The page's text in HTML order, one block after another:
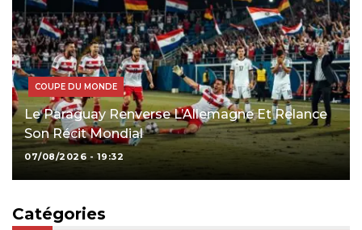
COUPE DU MONDE
Le Paraguay Renverse L’Allemagne Et Relance
Son Récit Mondial
07/08/2026 - 19:32
Catégories